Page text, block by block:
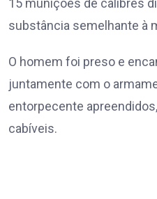
substância semelhante à
O homem foi preso e
juntamente com o
entorpecente
cabíveis.